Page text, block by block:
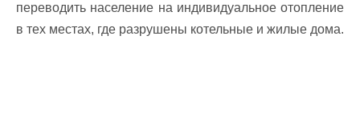
переводить население на индивидуальное отопление
в тех местах, где разрушены котельные и жилые дома.